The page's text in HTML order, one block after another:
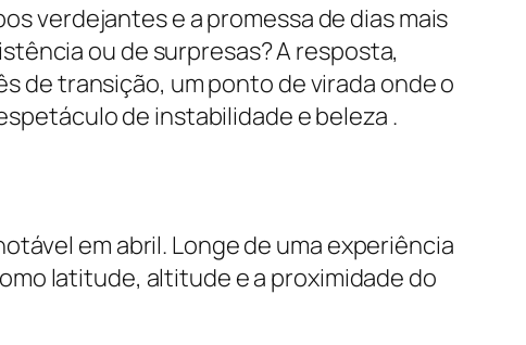
verdejantes e a promessa de dias mais
ou de surpresas? A resposta,
de transição, um ponto de virada onde o
de instabilidade e beleza .
em abril. Longe de uma experiência
latitude, altitude e a proximidade do